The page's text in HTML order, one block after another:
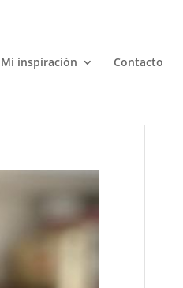
Mi inspiración Contacto